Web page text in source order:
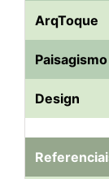
ArqToque
Paisagismo
Design